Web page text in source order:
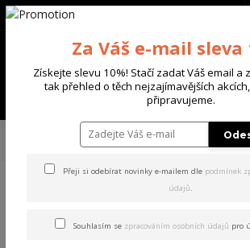
+420 702 136 620
MIKINY
Yakuza pánská mikina
Sweatshirt black L
Za Váš e-mail sleva
Získejte slevu 10%! Stačí zadat Váš email a
tak přehled o těch nejzajímavějších
připravujeme.
Přeji si odebírat novinky e-mailem dle podmínek
údajů.
Souhlasím se zpracováním osobních údajů pro